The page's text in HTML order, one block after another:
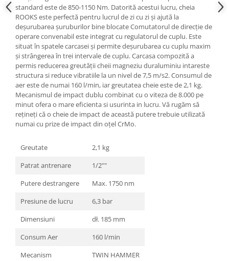
Mini
Nissan
Opel
Peugeot
Renault
Rover
Saab
Seat
Skoda
Universale
Volvo
Scule pentru tinichigerie
Scule Pneumatice
Accesorii Pneumatice
Chei cu clichet
Compresoare
standard este de 850-1150 Nm. Datorită acestui lucru, cheia
ROOKS este perfectă pentru lucrul de zi cu zi și ajută la
deșurubarea șuruburilor bine blocate Comutatorul de direcție de
operare convenabil este integrat cu regulatorul de cuplu. Este
situat în spatele carcasei și permite deșurubarea cu cuplu maxim
și strângerea în trei intervale de cuplu. Carcasa compozită a
permis reducerea greutății cheii magneziu duraluminiu intareste
structura si reduce vibratiile la un nivel de 7,5 m/s2. Consumul de
aer este de numai 160 l/min, iar greutatea cheie este de 2,1 kg.
Mecanismul de impact dublu combinat cu o viteza de 8.000 pe
minut ofera o mare eficienta si usurinta in lucru. Vă rugăm să
rețineți că o cheie de impact de această putere trebuie utilizată
numai cu prize de impact din oțel CrMo.
Greutate
2,1 kg
Patrat antrenare
1/2""
Putere destrangere
Max. 1750 nm
Presiune de lucru
6,3 bar
Dimensiuni
dł. 185 mm
Consum Aer
160 l/min
Mecanism
TWIN HAMMER